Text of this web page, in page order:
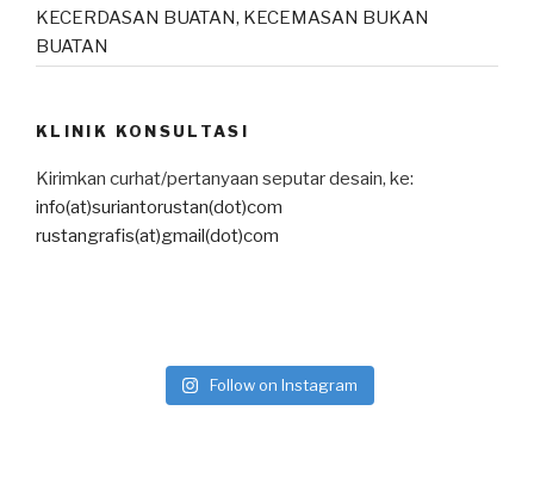
KECERDASAN BUATAN, KECEMASAN BUKAN
BUATAN
KLINIK KONSULTASI
Kirimkan curhat/pertanyaan seputar desain, ke:
info(at)suriantorustan(dot)com
rustangrafis(at)gmail(dot)com
Follow on Instagram